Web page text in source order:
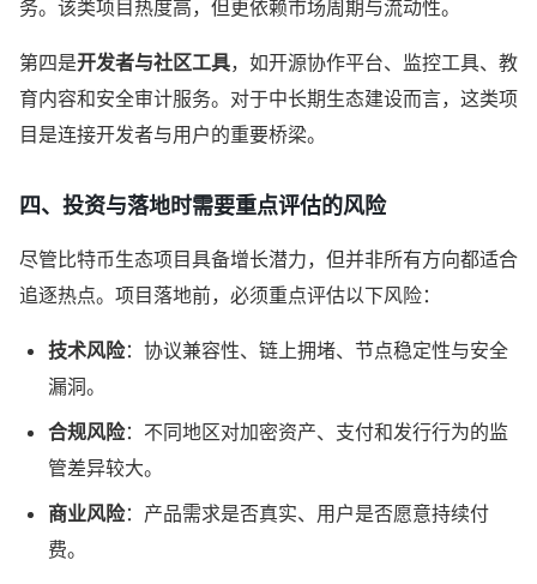
务。该类项目热度高，但更依赖市场周期与流动性。
第四是开发者与社区工具，如开源协作平台、监控工具、教
育内容和安全审计服务。对于中长期生态建设而言，这类项
目是连接开发者与用户的重要桥梁。
四、投资与落地时需要重点评估的风险
尽管比特币生态项目具备增长潜力，但并非所有方向都适合
追逐热点。项目落地前，必须重点评估以下风险：
技术风险：协议兼容性、链上拥堵、节点稳定性与安全
漏洞。
合规风险：不同地区对加密资产、支付和发行行为的监
管差异较大。
商业风险：产品需求是否真实、用户是否愿意持续付
费。